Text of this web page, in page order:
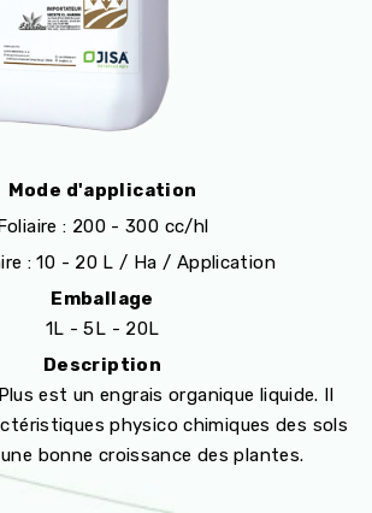
Mode d'application
: 200 - 300 cc/hl
: 10 - 20 L / Ha / Application
Emballage
1L - 5L - 20L
Description
est un engrais organique liquide. Il
physico chimiques des sols
bonne croissance des plantes.